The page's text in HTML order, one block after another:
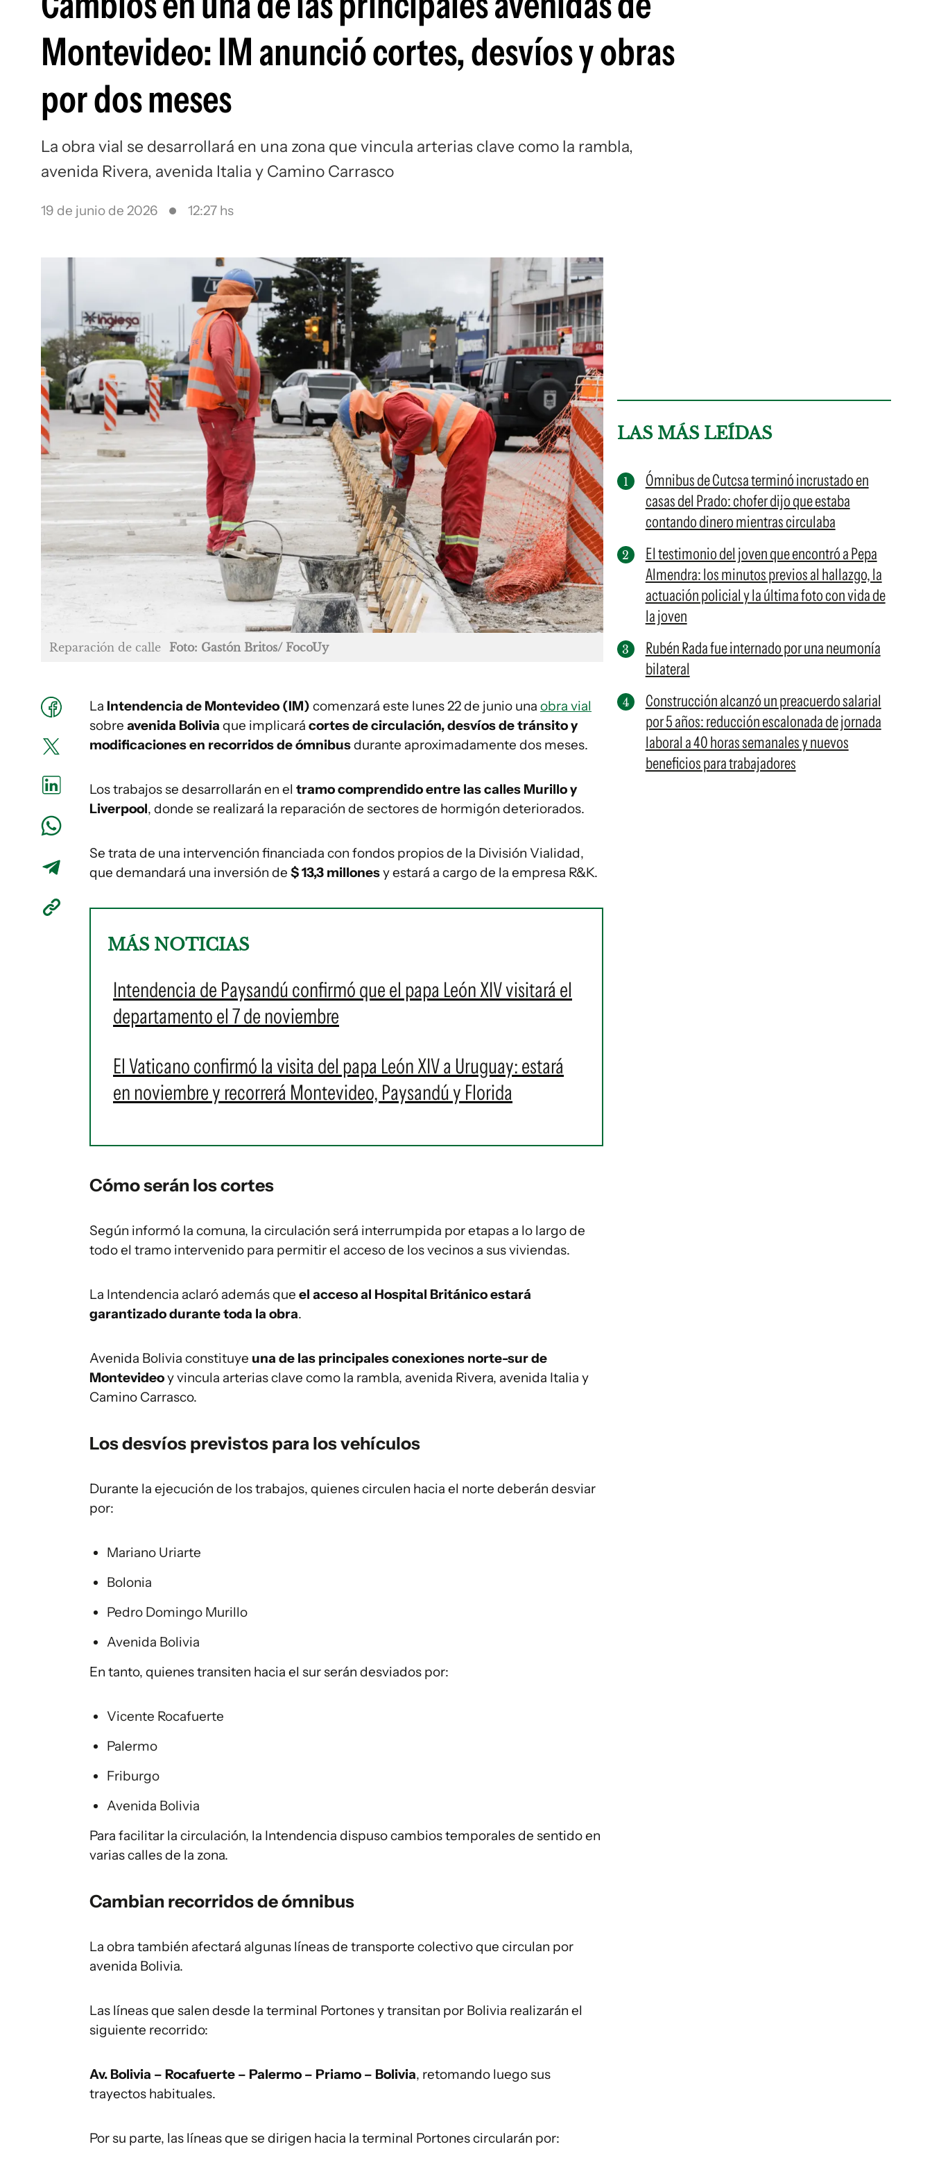
Montevideo: IM anunció cortes, desvíos y obras
por dos meses
La obra vial se desarrollará en una zona que vincula arterias clave como la rambla,
avenida Rivera, avenida Italia y Camino Carrasco
19 de junio de 2026 12:27 hs
Reparación de calle Foto: Gastón Britos/ FocoUy
La Intendencia de Montevideo (IM) comenzará este lunes 22 de junio una obra vial
sobre avenida Bolivia que implicará cortes de circulación, desvíos de tránsito y
modificaciones en recorridos de ómnibusdurante aproximadamente dos meses.
Los trabajos se desarrollarán en el tramo comprendido entre las calles Murillo y
Liverpool, donde se realizará la reparación de sectores de hormigón deteriorados.
Se trata de una intervención financiada con fondos propios de la División Vialidad,
que demandará una inversión de $ 13,3 millonesy estará a cargo de la empresa R&K.
MÁS NOTICIAS
Intendencia de Paysandú confirmó que el papa León XIV visitará el
departamento el 7 de noviembre
El Vaticano confirmó la visita del papa León XIV a Uruguay: estará
en noviembre y recorrerá Montevideo, Paysandú y Florida
Cómo serán los cortes
Según informó la comuna, la circulación será interrumpida por etapas a lo largo de
todo el tramo intervenido para permitir el acceso de los vecinos a sus viviendas.
La Intendencia aclaró además que el acceso al Hospital Británico estará
garantizado durante toda la obra.
Avenida Bolivia constituye una de las principales conexiones norte-sur de
Montevideoy vincula arterias clave como la rambla, avenida Rivera, avenida Italia y
Camino Carrasco.
Los desvíos previstos para los vehículos
Durante la ejecución de los trabajos, quienes circulen hacia el norte deberán desviar
por:
Mariano Uriarte
Bolonia
Pedro Domingo Murillo
Avenida Bolivia
En tanto, quienes transiten hacia el sur serán desviados por:
Vicente Rocafuerte
Palermo
Friburgo
Avenida Bolivia
Para facilitar la circulación, la Intendencia dispuso cambios temporales de sentido en
varias calles de la zona.
Cambian recorridos de ómnibus
La obra también afectará algunas líneas de transporte colectivo que circulan por
avenida Bolivia.
Las líneas que salen desde la terminal Portones y transitan por Bolivia realizarán el
siguiente recorrido:
Av. Bolivia – Rocafuerte – Palermo – Priamo – Bolivia, retomando luego sus
trayectos habituales.
Por su parte, las líneas que se dirigen hacia la terminal Portones circularán por:
LAS MÁS LEÍDAS
Ómnibus de Cutcsa terminó incrustado en
casas del Prado: chofer dijo que estaba
contando dinero mientras circulaba
El testimonio del joven que encontró a Pepa
Almendra: los minutos previos al hallazgo, la
actuación policial y la última foto con vida de
la joven
Rubén Rada fue internado por una neumonía
bilateral
Construcción alcanzó un preacuerdo salarial
por 5 años: reducción escalonada de jornada
laboral a 40 horas semanales y nuevos
beneficios para trabajadores